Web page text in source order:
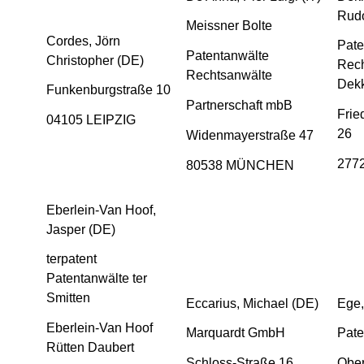
Cordes, Jörn
Christopher (DE)
Funkenburgstraße 10
04105 LEIPZIG
Meissner Bolte
Patentanwälte
Rechtsanwälte
Partnerschaft mbB
Widenmayerstraße 47
80538 MÜNCHEN
26
Eberlein-Van Hoof,
Jasper (DE)
terpatent
Patentanwälte ter
Smitten
Eberlein-Van Hoof
Rütten Daubert
Eccarius, Michael (DE)
Marquardt GmbH